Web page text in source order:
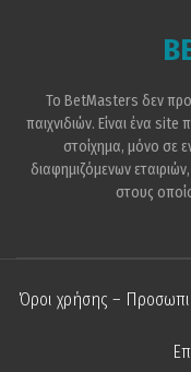
Το BetMasters δεν
παιχνιδιών. Είναι ένα
στοίχημα, μόνο σε
διαφημιζόμενων
στους
Όροι χρήσης –